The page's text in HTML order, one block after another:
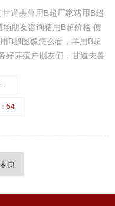
道夫兽用B超厂家猪用B超
朋友咨询猪用B超价格 便
B超图像怎么看，羊用B超
好养殖户朋友们，甘道夫兽
务，牛羊用B超技术培训实
54
页